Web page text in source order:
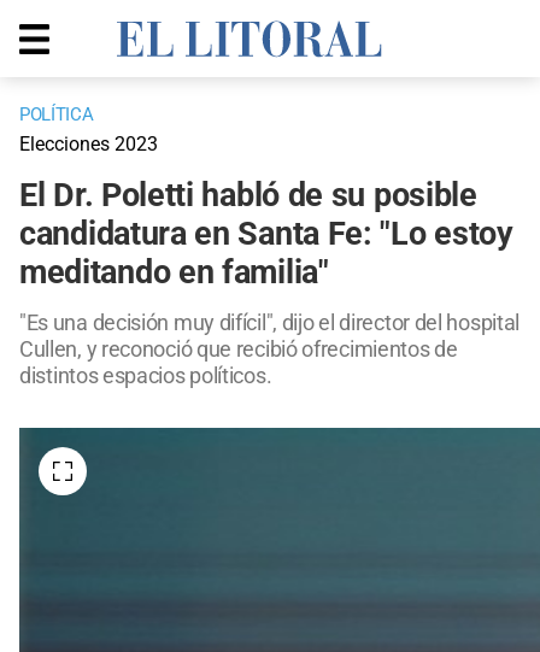
POLÍTICA
Elecciones 2023
El Dr. Poletti habló de su posible
candidatura en Santa Fe: "Lo estoy
meditando en familia"
"Es una decisión muy difícil", dijo el director del hospital
Cullen, y reconoció que recibió ofrecimientos de
distintos espacios políticos.